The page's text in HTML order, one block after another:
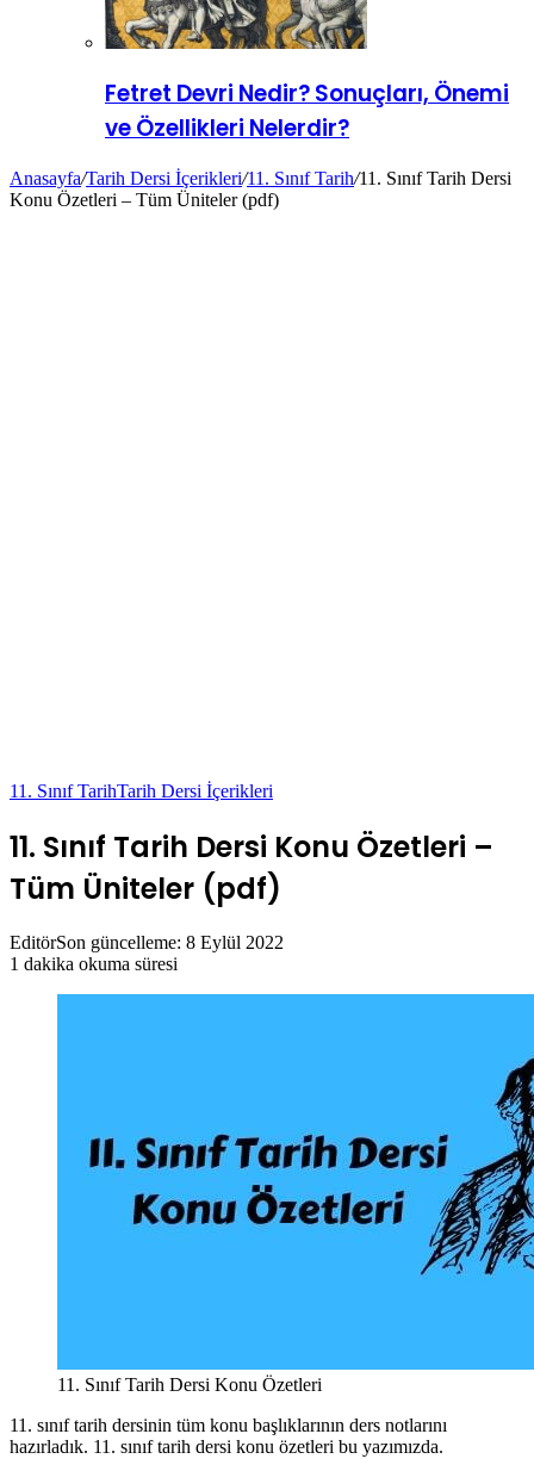
Fetret Devri Nedir? Sonuçları, Önemi
ve Özellikleri Nelerdir?
Anasayfa/Tarih Dersi İçerikleri/11. Sınıf Tarih/11. Sınıf Tarih Dersi
Konu Özetleri – Tüm Üniteler (pdf)
11. Sınıf TarihTarih Dersi İçerikleri
11. Sınıf Tarih Dersi Konu Özetleri –
Tüm Üniteler (pdf)
EditörSon güncelleme: 8 Eylül 2022
1 dakika okuma süresi
11. Sınıf Tarih Dersi Konu Özetleri
11. sınıf tarih dersinin tüm konu başlıklarının ders notlarını
hazırladık. 11. sınıf tarih dersi konu özetleri bu yazımızda.